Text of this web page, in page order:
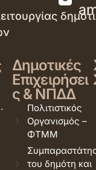
Δημοτικές
Επιχειρήσει
ς & ΝΠΔΔ
Πολιτιστικός
Οργανισμός –
ΦΤΜΜ
του δημότη και